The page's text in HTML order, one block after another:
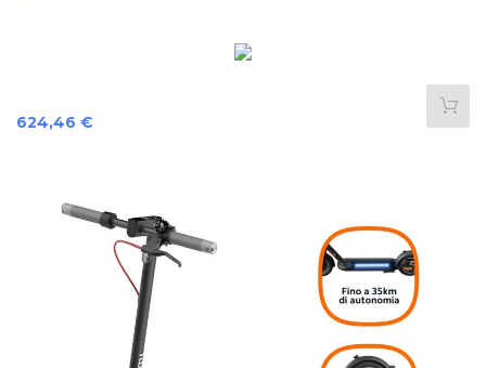
Preis
624,46 €